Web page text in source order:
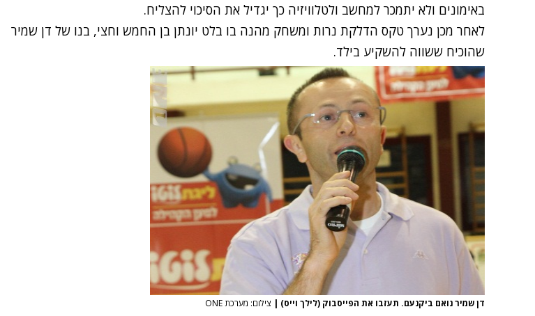
באימונים ולא יתמכר למחשב ולטלוויזיה כך יגדיל את הסיכוי להצליח.
לאחר מכן נערך טקס הדלקת נרות ומשחק מהנה בו בלט יונתן בן החמש וחצי, בנו של דן שמיר
שהוכיח ששווה להשקיע בילד.
דן שמיר נואם ביקנעם. תעזבו את הפייסבוק (לילך וייס) | צילום: מערכת ONE